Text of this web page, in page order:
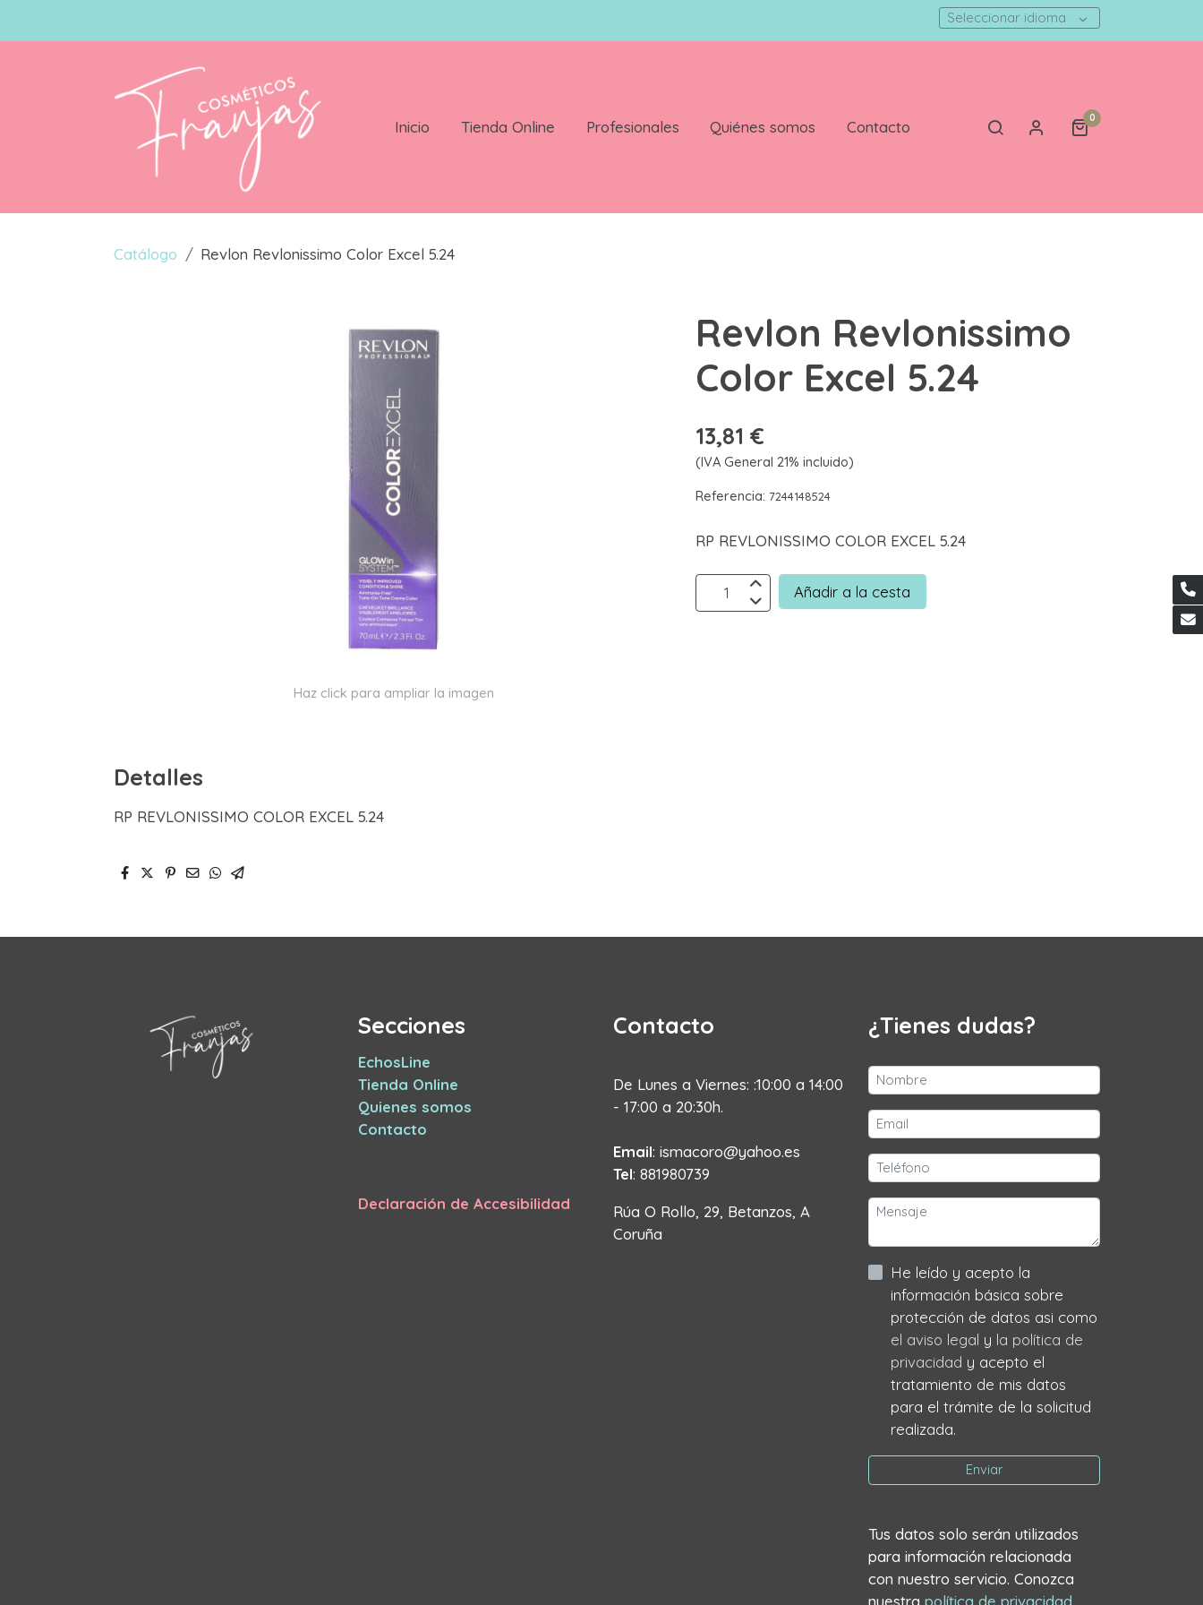
Seleccionar idioma
Inicio Tienda Online Profesionales Quiénes somos Contacto 0
Catálogo Revlon Revlonissimo Color Excel 5.24
Haz click para ampliar la imagen
Detalles
RP REVLONISSIMO COLOR EXCEL 5.24
Revlon Revlonissimo
Color Excel 5.24
13,81 €
(IVA General 21% incluido)
Referencia:7244148524
RP REVLONISSIMO COLOR EXCEL 5.24
Añadir a la cesta
Secciones
EchosLine
Tienda Online
Quienes somos
Contacto
Declaración de Accesibilidad
Contacto
De Lunes a Viernes: :10:00 a 14:00
- 17:00 a 20:30h.
Email: ismacoro@yahoo.es
Tel: 881980739
Rúa O Rollo, 29, Betanzos, A
Coruña
¿Tienes dudas?
He leído y acepto la
información básica sobre
protección de datos asi como
el aviso legal y la política de
privacidad y acepto el
tratamiento de mis datos
para el trámite de la solicitud
realizada.
Enviar
Tus datos solo serán utilizados
para información relacionada
con nuestro servicio. Conozca
nuestra política de privacidad